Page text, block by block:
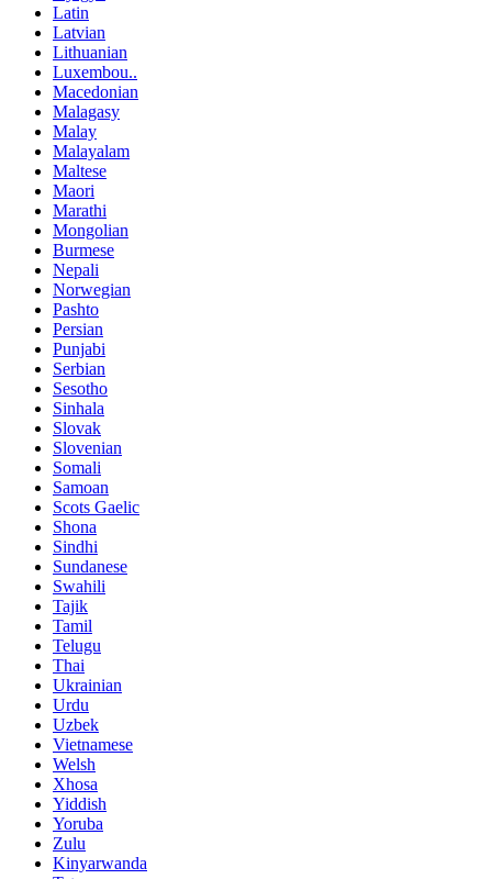
Latin
Latvian
Lithuanian
Luxembou..
Macedonian
Malagasy
Malay
Malayalam
Maltese
Maori
Marathi
Mongolian
Burmese
Nepali
Norwegian
Pashto
Persian
Punjabi
Serbian
Sesotho
Sinhala
Slovak
Slovenian
Somali
Samoan
Scots Gaelic
Shona
Sindhi
Sundanese
Swahili
Tajik
Tamil
Telugu
Thai
Ukrainian
Urdu
Uzbek
Vietnamese
Welsh
Xhosa
Yiddish
Yoruba
Zulu
Kinyarwanda